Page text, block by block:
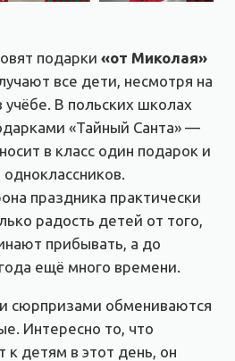
подарки «от Миколая»
все дети, несмотря на
учёбе. В польских школах
«Тайный Санта» —
в класс один подарок и
праздника практически
радость детей от того,
прибывать, а до
ещё много времени.
сюрпризами обмениваются
Интересно то, что
детям в этот день, он